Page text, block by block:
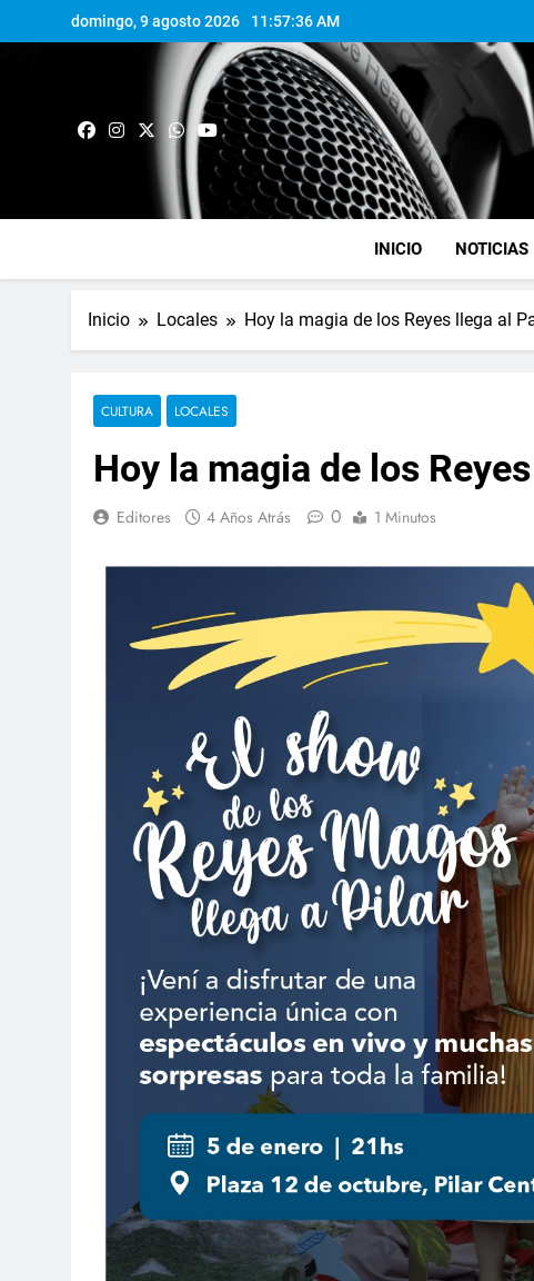
domingo, 9 agosto 2026 11:57:37 AM
INICIO NOTICIAS
Inicio Locales Hoy la magia de los Reyes llega al
CULTURA LOCALES
Hoy la magia de los
Editores 4 Años Atrás 0 1 Minutos